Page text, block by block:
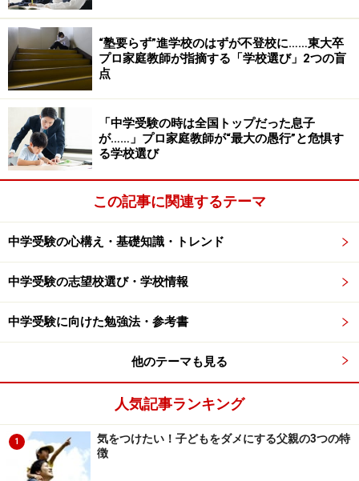
“塾要らず”進学校のはずが不登校に……東大卒
プロ家庭教師が指摘する「学校選び」2つの盲
点
「中学受験の時は全国トップだった息子
が……」プロ家庭教師が“最大の愚行”と危惧す
る学校選び
この記事に関連するテーマ
中学受験の心構え・基礎知識・トレンド
中学受験の志望校選び・学校情報
中学受験に向けた勉強法・参考書
他のテーマも見る
人気記事ランキング
1
気をつけたい！子どもをダメにする父親の3つの特
徴